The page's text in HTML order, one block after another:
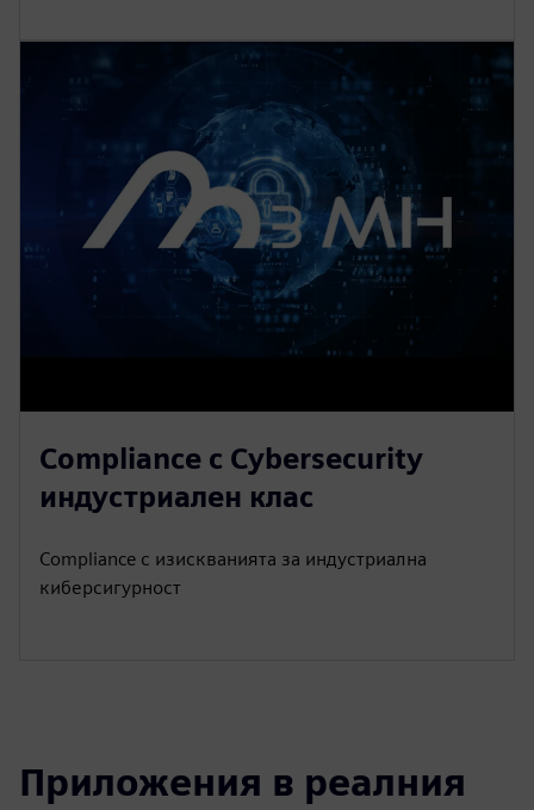
Compliance с Cybersecurity
индустриален клас
Compliance с изискванията за индустриална
киберсигурност
Приложения в реалния